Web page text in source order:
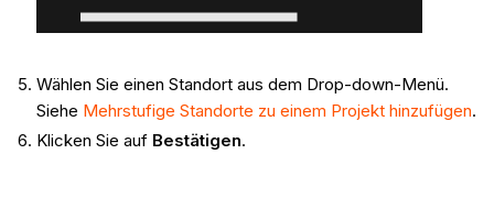
Wählen Sie einen Standort aus dem Drop-down-Menü.
Siehe Mehrstufige Standorte zu einem Projekt hinzufügen.
Klicken Sie auf Bestätigen.